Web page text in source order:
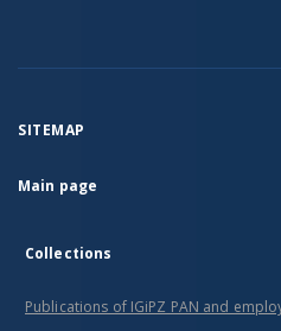
SITEMAP
Main page
Collections
Publications of IGiPZ PAN and